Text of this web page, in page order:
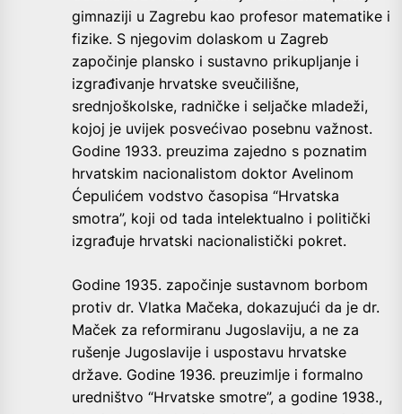
gimnaziji u Zagrebu kao profesor matematike i
fizike. S njegovim dolaskom u Zagreb
započinje plansko i sustavno prikupljanje i
izgrađivanje hrvatske sveučilišne,
srednjoškolske, radničke i seljačke mladeži,
kojoj je uvijek posvećivao posebnu važnost.
Godine 1933. preuzima zajedno s poznatim
hrvatskim nacionalistom doktor Avelinom
Ćepulićem vodstvo časopisa “Hrvatska
smotra”, koji od tada intelektualno i politički
izgrađuje hrvatski nacionalistički pokret.
Godine 1935. započinje sustavnom borbom
protiv dr. Vlatka Mačeka, dokazujući da je dr.
Maček za reformiranu Jugoslaviju, a ne za
rušenje Jugoslavije i uspostavu hrvatske
države. Godine 1936. preuzimlje i formalno
uredništvo “Hrvatske smotre”, a godine 1938.,